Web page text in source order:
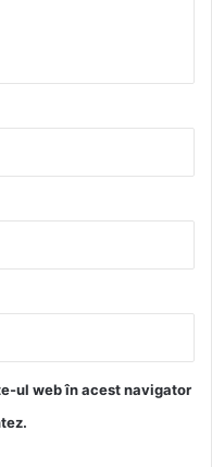
ul web în acest navigator